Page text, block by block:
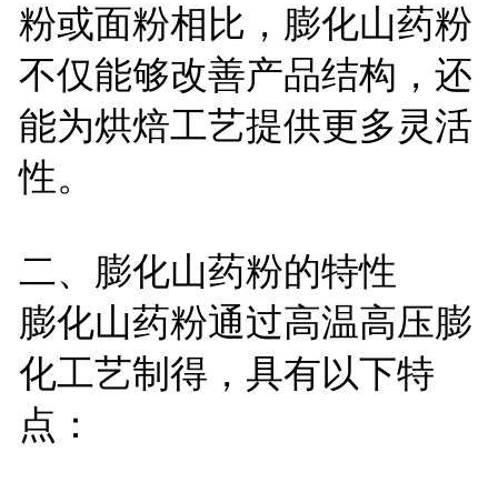
粉或面粉相比，膨化山药粉
不仅能够改善产品结构，还
能为烘焙工艺提供更多灵活
性。
二、膨化山药粉的特性
膨化山药粉通过高温高压膨
化工艺制得，具有以下特
点：